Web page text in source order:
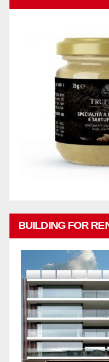
BUILDING FOR